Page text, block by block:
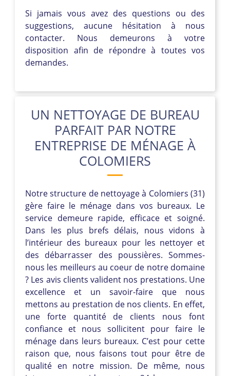
Si jamais vous avez des questions ou des
suggestions, aucune hésitation à nous
contacter. Nous demeurons à votre
disposition afin de répondre à toutes vos
demandes.
UN NETTOYAGE DE BUREAU
PARFAIT PAR NOTRE
ENTREPRISE DE MÉNAGE À
COLOMIERS
Notre structure de nettoyage à Colomiers (31)
gère faire le ménage dans vos bureaux. Le
service demeure rapide, efficace et soigné.
Dans les plus brefs délais, nous vidons à
l’intérieur des bureaux pour les nettoyer et
des débarrasser des poussières. Sommes-
nous les meilleurs au coeur de notre domaine
? Les avis clients valident nos prestations. Une
excellence et un savoir-faire que nous
mettons au prestation de nos clients. En effet,
une forte quantité de clients nous font
confiance et nous sollicitent pour faire le
ménage dans leurs bureaux. C’est pour cette
raison que, nous faisons tout pour être de
qualité en notre mission. De même, nous